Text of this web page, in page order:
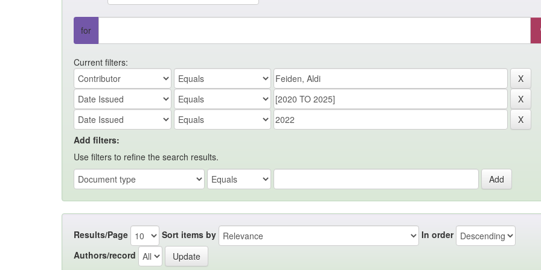
for
Current filters:
Add filters:
Use filters to refine the search results.
Results/Page Sort items by
In order
Authors/record